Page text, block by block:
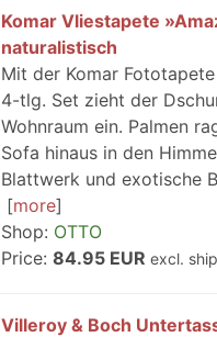
Komar Vliestapete
naturalistisch
Mit der Komar
4-tlg. Set zieht der
Wohnraum ein. Palmen
Sofa hinaus in den
Blattwerk und exotische
more
Shop: OTTO
Price: 84.95 EUR excl.
Villeroy & Boch